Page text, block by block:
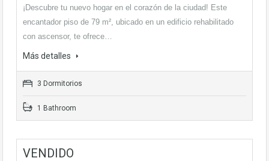
¡Descubre tu nuevo hogar en el corazón de la ciudad! Este
encantador piso de 79 m², ubicado en un edificio rehabilitado
con ascensor, te ofrece…
Más detalles
3 Dormitorios
1 Bathroom
VENDIDO